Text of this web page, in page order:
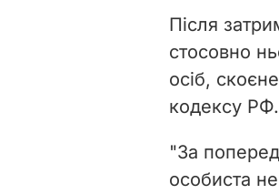
Після
стосовно
осіб,
кодексу РФ.
"За
особиста